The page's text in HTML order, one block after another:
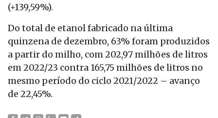
(+139,59%).
Do total de etanol fabricado na última
quinzena de dezembro, 63% foram produzidos
a partir do milho, com 202,97 milhões de litros
em 2022/23 contra 165,75 milhões de litros no
mesmo período do ciclo 2021/2022 – avanço
de 22,45%.